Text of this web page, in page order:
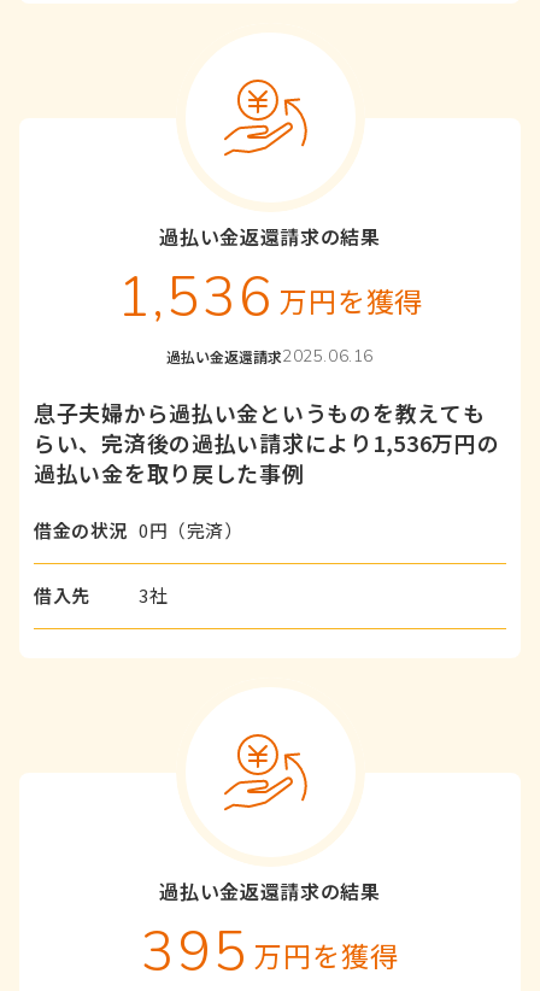
過払い金返還請求2025.06.16
息子夫婦から過払い金というものを教えても
らい、完済後の過払い請求により1,536万円の
過払い金を取り戻した事例
借金の状況 0円（完済）
借入先 3社
過払い金返還請求の結果
1,536 万円を獲得
過払い金返還請求の結果
395 万円を獲得